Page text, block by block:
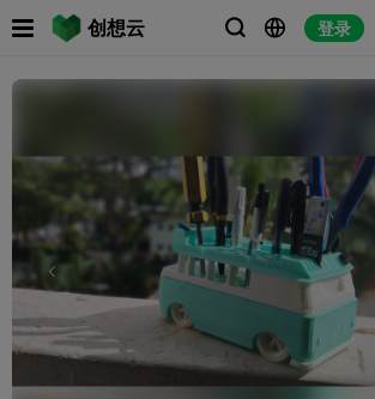
创想云   登录